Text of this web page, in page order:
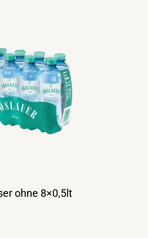
ohne 8×0,5lt